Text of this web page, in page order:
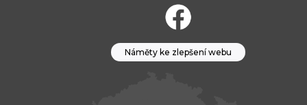
Náměty ke zlepšení webu